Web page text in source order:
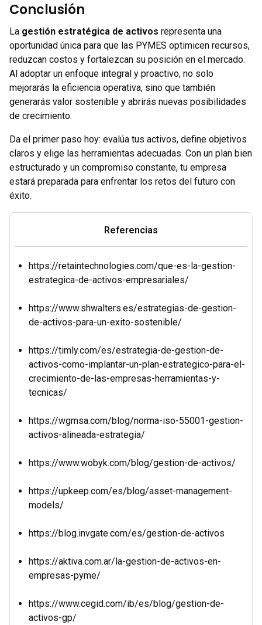
Conclusión
La gestión estratégica de activos representa una
oportunidad única para que las PYMES optimicen recursos,
reduzcan costos y fortalezcan su posición en el mercado.
Al adoptar un enfoque integral y proactivo, no solo
mejorarás la eficiencia operativa, sino que también
generarás valor sostenible y abrirás nuevas posibilidades
de crecimiento.
Da el primer paso hoy: evalúa tus activos, define objetivos
claros y elige las herramientas adecuadas. Con un plan bien
estructurado y un compromiso constante, tu empresa
estará preparada para enfrentar los retos del futuro con
éxito.
Referencias
https://retaintechnologies.com/que-es-la-gestion-
estrategica-de-activos-empresariales/
https://www.shwalters.es/estrategias-de-gestion-
de-activos-para-un-exito-sostenible/
https://timly.com/es/estrategia-de-gestion-de-
activos-como-implantar-un-plan-estrategico-para-el-
crecimiento-de-las-empresas-herramientas-y-
tecnicas/
https://wgmsa.com/blog/norma-iso-55001-gestion-
activos-alineada-estrategia/
https://www.wobyk.com/blog/gestion-de-activos/
https://upkeep.com/es/blog/asset-management-
models/
https://blog.invgate.com/es/gestion-de-activos
https://aktiva.com.ar/la-gestion-de-activos-en-
empresas-pyme/
https://www.cegid.com/ib/es/blog/gestion-de-
activos-gp/